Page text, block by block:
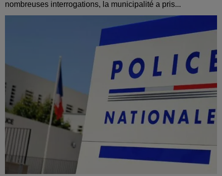
nombreuses interrogations, la municipalité a pris...